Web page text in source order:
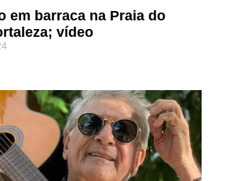
em barraca na Praia do
vídeo